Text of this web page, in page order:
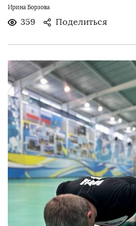
Ирина Борзова
359 Поделиться